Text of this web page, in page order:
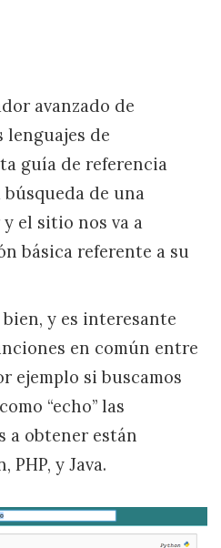
avanzado de
lenguajes de
guía de referencia
de una
el sitio nos va a
básica referente a su
y es interesante
en común entre
ejemplo si buscamos
“echo” las
a obtener están
PHP, y Java.